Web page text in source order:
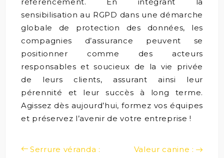
sensibilisation au RGPD dans une démarche
globale de protection des données, les
compagnies d’assurance peuvent se
positionner comme des acteurs
responsables et soucieux de la vie privée
de leurs clients, assurant ainsi leur
pérennité et leur succès à long terme.
Agissez dès aujourd’hui, formez vos équipes
et préservez l’avenir de votre entreprise !
Serrure véranda :
Valeur canine :